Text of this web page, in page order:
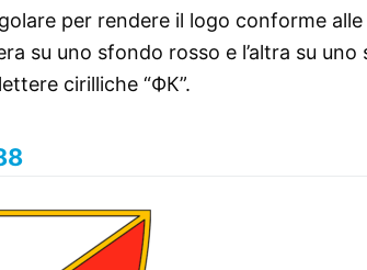
per rendere il logo conforme
su uno sfondo rosso e l’altra su uno
cirilliche “ФК”.